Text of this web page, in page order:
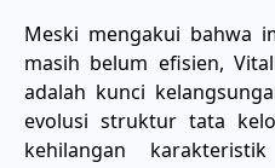
​Meski mengakui bahwa
masih belum efisien,
adalah kunci
evolusi struktur tata
kehilangan